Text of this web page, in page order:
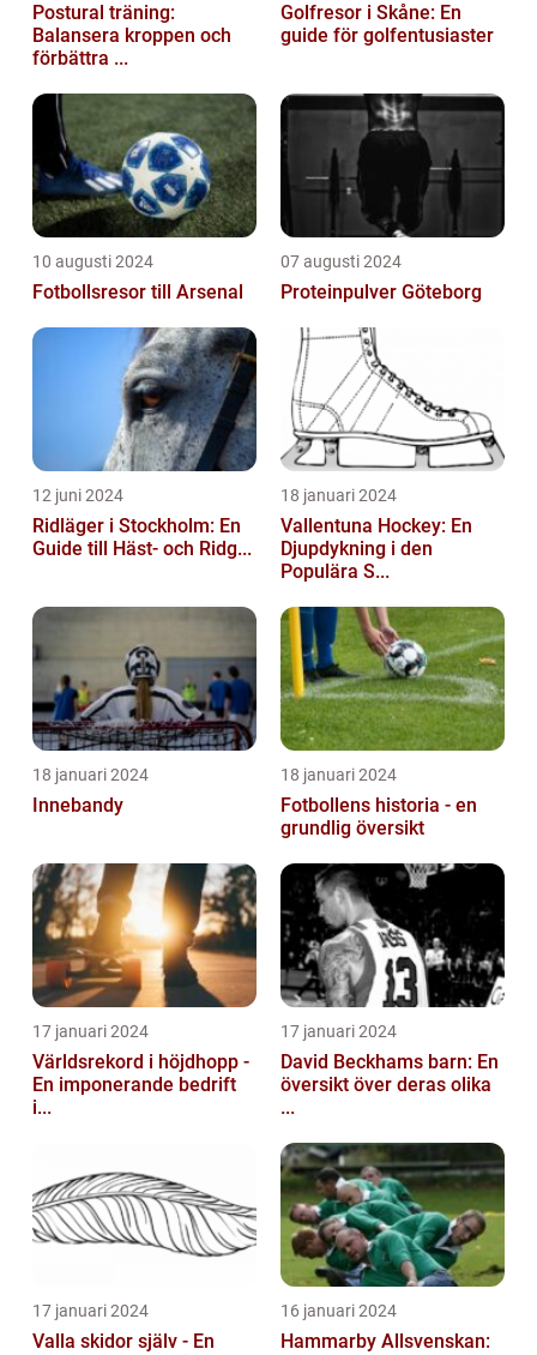
Postural träning:
Balansera kroppen och
förbättra ...
Golfresor i Skåne: En
guide för golfentusiaster
10 augusti 2024
Fotbollsresor till Arsenal
07 augusti 2024
Proteinpulver Göteborg
12 juni 2024
Ridläger i Stockholm: En
Guide till Häst- och Ridg...
18 januari 2024
Vallentuna Hockey: En
Djupdykning i den
Populära S...
18 januari 2024
Innebandy
18 januari 2024
Fotbollens historia - en
grundlig översikt
17 januari 2024
Världsrekord i höjdhopp -
En imponerande bedrift
i...
17 januari 2024
David Beckhams barn: En
översikt över deras olika
...
17 januari 2024
Valla skidor själv - En
16 januari 2024
Hammarby Allsvenskan: